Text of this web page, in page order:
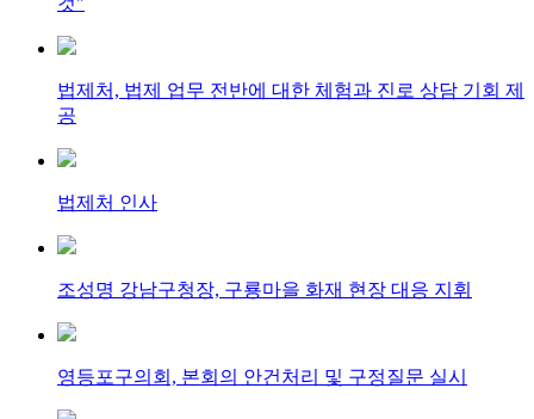
법제처, 법제 업무 전반에 대한 체험과 진로 상담 기회 제
공
법제처 인사
조성명 강남구청장, 구룡마을 화재 현장 대응 지휘
영등포구의회, 본회의 안건처리 및 구정질문 실시